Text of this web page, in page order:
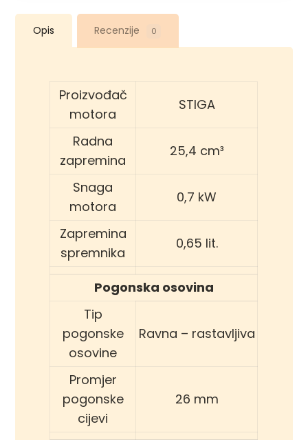
Opis Recenzije 0
Proizvođač
motora
STIGA
Radna
zapremina
25,4 cm³
Snaga
motora
0,7 kW
Zapremina
spremnika
0,65 lit.
Pogonska osovina
Tip
pogonske
osovine
Ravna – rastavljiva
Promjer
pogonske
cijevi
26 mm